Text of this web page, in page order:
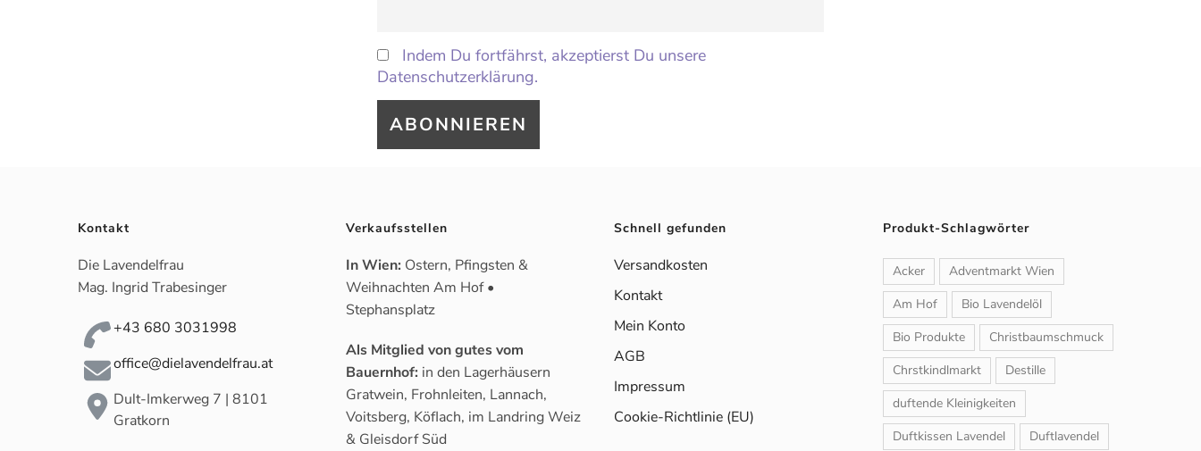
Indem Du fortfährst, akzeptierst Du unsere
Datenschutzerklärung.
Kontakt
Die Lavendelfrau
Mag. Ingrid Trabesinger
+43 680 3031998
office@dielavendelfrau.at
Dult-Imkerweg 7 | 8101
Gratkorn
Verkaufsstellen
In Wien: Ostern, Pfingsten &
Weihnachten Am Hof •
Stephansplatz
Als Mitglied von gutes vom
Bauernhof: in den Lagerhäusern
Gratwein, Frohnleiten, Lannach,
Voitsberg, Köflach, im Landring Weiz
& Gleisdorf Süd
Schnell gefunden
Versandkosten
Kontakt
Mein Konto
AGB
Impressum
Cookie-Richtlinie (EU)
Produkt-Schlagwörter
Acker
Adventmarkt Wien
Am Hof
Bio Lavendelöl
Bio Produkte
Christbaumschmuck
Chrstkindlmarkt
Destille
duftende Kleinigkeiten
Duftkissen Lavendel
Duftlavendel